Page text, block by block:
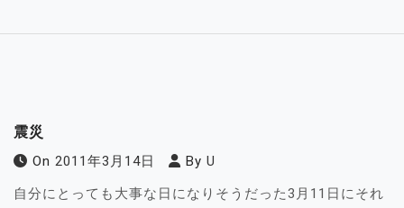
震災
On 2011年3月14日 By U
自分にとっても大事な日になりそうだった3月11日にそれ